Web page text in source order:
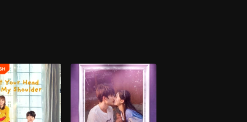
精神，坚强不屈的安初夏决定从自己做起，改变现状。在此